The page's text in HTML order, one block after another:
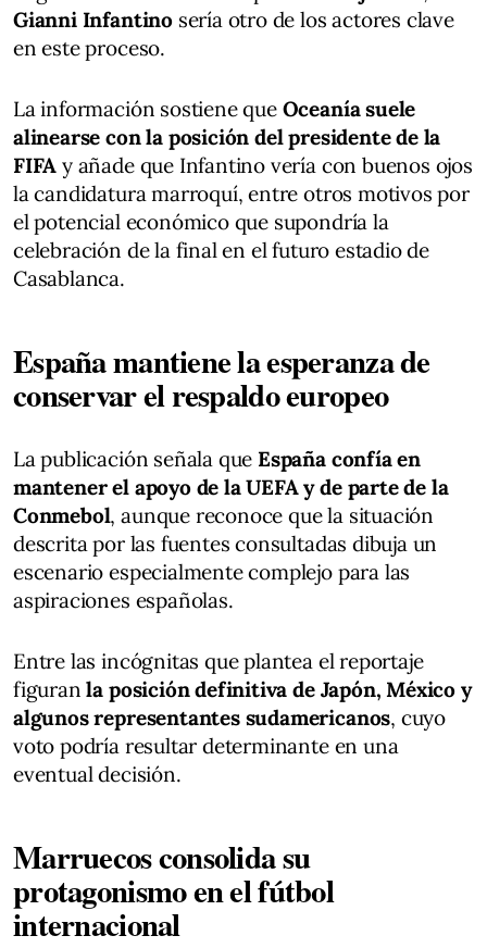
Gianni Infantinosería otro de los actores clave
en este proceso.
La información sostiene que Oceanía suele
alinearse con la posición del presidente de la
FIFA y añade que Infantino vería con buenos ojos
la candidatura marroquí, entre otros motivos por
el potencial económico que supondría la
celebración de la final en el futuro estadio de
Casablanca.
España mantiene la esperanza de
conservar el respaldo europeo
La publicación señala que España confía en
mantener el apoyo de la UEFA y de parte de la
Conmebol, aunque reconoce que la situación
descrita por las fuentes consultadas dibuja un
escenario especialmente complejo para las
aspiraciones españolas.
Entre las incógnitas que plantea el reportaje
figuranla posición definitiva de Japón, México y
algunos representantes sudamericanos, cuyo
voto podría resultar determinante en una
eventual decisión.
Marruecos consolida su
protagonismo en el fútbol
internacional